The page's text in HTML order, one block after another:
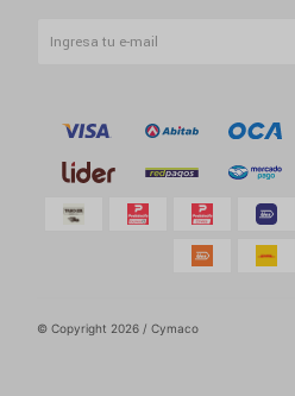
© Copyright 2026 / Cymaco